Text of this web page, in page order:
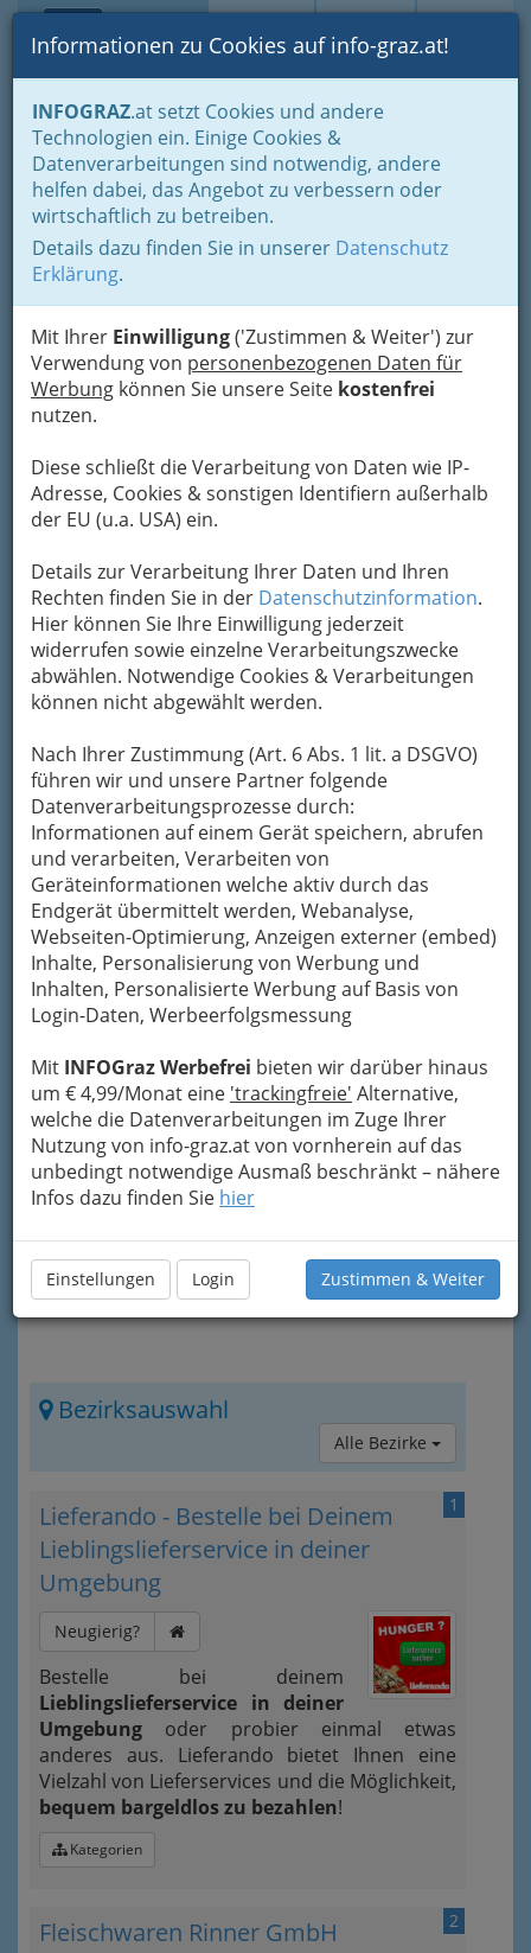
Suche Login Toggle
Informationen zu Cookies auf info-graz.at!
INFOGRAZ.at setzt Cookies und andere
Technologien ein. Einige Cookies &
Datenverarbeitungen sind notwendig, andere
helfen dabei, das Angebot zu verbessern oder
wirtschaftlich zu betreiben.
Details dazu finden Sie in unserer Datenschutz
Erklärung.
Mit Ihrer Einwilligung('Zustimmen & Weiter') zur
Verwendung von personenbezogenen Daten für
Werbung können Sie unsere Seite kostenfrei
nutzen.
Diese schließt die Verarbeitung von Daten wie IP-
Adresse, Cookies & sonstigen Identifiern außerhalb
der EU (u.a. USA) ein.
Details zur Verarbeitung Ihrer Daten und Ihren
Rechten finden Sie in der Datenschutzinformation.
Hier können Sie Ihre Einwilligung jederzeit
widerrufen sowie einzelne Verarbeitungszwecke
abwählen. Notwendige Cookies & Verarbeitungen
können nicht abgewählt werden.
Nach Ihrer Zustimmung (Art. 6 Abs. 1 lit. a DSGVO)
führen wir und unsere Partner folgende
Datenverarbeitungsprozesse durch:
Informationen auf einem Gerät speichern, abrufen
und verarbeiten, Verarbeiten von
Geräteinformationen welche aktiv durch das
Endgerät übermittelt werden, Webanalyse,
Webseiten-Optimierung, Anzeigen externer (embed)
Inhalte, Personalisierung von Werbung und
Inhalten, Personalisierte Werbung auf Basis von
Login-Daten, Werbeerfolgsmessung
Mit INFOGraz Werbefrei bieten wir darüber hinaus
um € 4,99/Monat eine 'trackingfreie' Alternative,
welche die Datenverarbeitungen im Zuge Ihrer
Nutzung von info-graz.at von vornherein auf das
unbedingt notwendige Ausmaß beschränkt – nähere
Infos dazu finden Sie hier
Einstellungen Login Zustimmen & Weiter
Home Gastronomie
Dienstleitung für Party und Groß-Events
Catering & Partyservice
Partyservice und Catering -
Partydienste in Graz und
Umgebung - mehr als
belegte Brötchen, Buffets &
Fingerfood
Ob Privatparty oder Firmenfeier:
gut beraten!
Sie sind nicht zufrieden, wenn Sie ‚nur‘ ein Buffet -
belegte Brötchen - bestellt haben?
Das entspannte Herangehen an jede geplante
Veranstaltung: EinPartyservice aus Graz und
Umgebungliefert Ihnen nicht nur Speisen und
Getränke auf Ihre Party und räumt in den frühen
Morgenstunden noch den Rest vom Fest auf. Es
kann das einfache Liefern eines Buffets sein
oder (lesen Sie unten weiter, bitte)...
Nach den einzelnen Einträgen gibt es noch mehr
Informationen zum Thema. Diese können Sie
auch direkt über das „Info-Icon“
rechts oben
erreichen
Bezirksauswahl
Alle Bezirke
1
Lieferando - Bestelle bei Deinem
Lieblingslieferservice in deiner
Umgebung
Neugierig?
Bestelle bei deinem
Lieblingslieferservice in deiner
Umgebung oder probier einmal etwas
anderes aus. Lieferando bietet Ihnen eine
Vielzahl von Lieferservices und die Möglichkeit,
bequem bargeldlos zu bezahlen!
Kategorien
2
Fleischwaren Rinner GmbH